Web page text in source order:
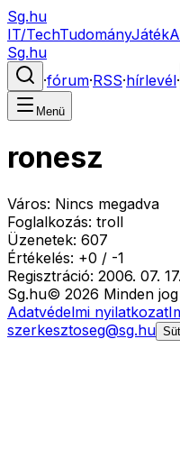
Sg.hu
IT/TechTudományJáték
Sg.hu
·fórum·RSS·hírlevél·
Menü
ronesz
Város: Nincs megadva
Foglalkozás: troll
Üzenetek: 607
Értékelés: +0 / -1
Regisztráció: 2006. 07. 17.
Sg.hu© 2026 Minden
Adatvédelmi nyilatkozat
szerkesztoseg@sg.hu